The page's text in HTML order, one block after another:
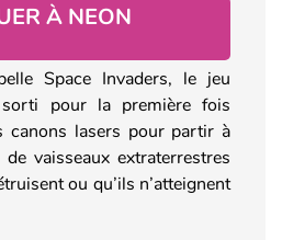
À NEON
Space Invaders, le jeu
sorti pour la première fois
lasers pour partir à
de vaisseaux extraterrestres
ou qu’ils n’atteignent